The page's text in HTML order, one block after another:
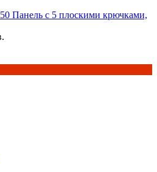
Панель с 5 плоскими крючками,